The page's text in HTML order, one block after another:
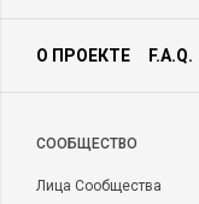
О ПРОЕКТЕ F.A.Q.
CООБЩЕСТВО
Лица Сообщества